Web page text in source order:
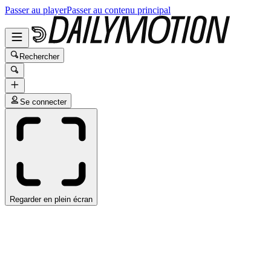
Passer au playerPasser au contenu principal
Rechercher
Se connecter
Regarder en plein écran